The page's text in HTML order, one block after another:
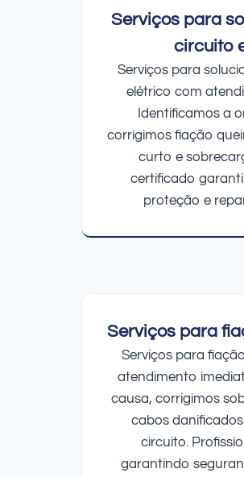
Serviços para
circuito
Serviços para
elétrico com
Identificamos a
corrigimos fiação
curto e
certificado
proteção e
Serviços para
Serviços para
atendimento
causa, corrigimos
cabos
circuito.
garantindo